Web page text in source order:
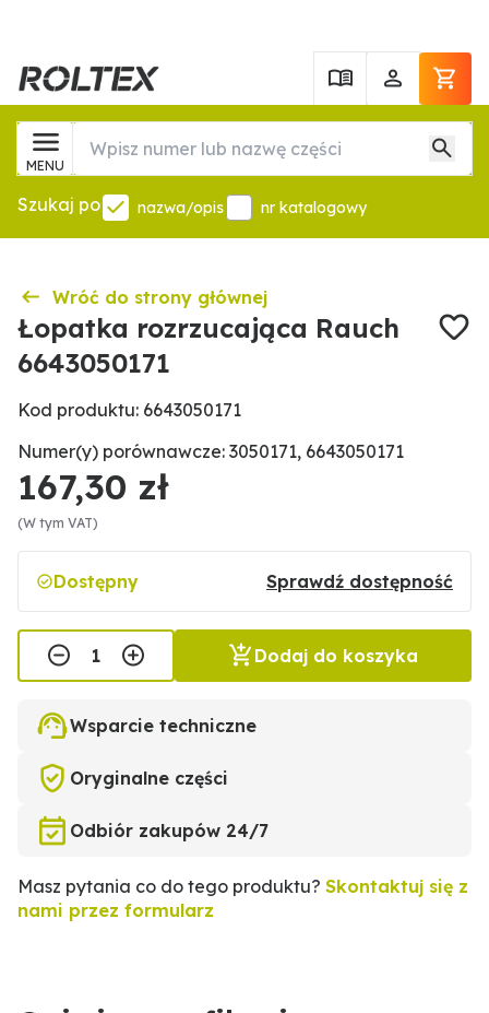
MENU
Szukaj po nazwa/opis nr katalogowy
Wróć do strony głównej
Łopatka rozrzucająca Rauch
6643050171
Kod produktu: 6643050171
Numer(y) porównawcze: 3050171, 6643050171
167,30 zł
(W tym VAT)
Dostępny Sprawdź dostępność
Dodaj do koszyka
Wsparcie techniczne
Oryginalne części
Odbiór zakupów 24/7
Masz pytania co do tego produktu? Skontaktuj się z
nami przez formularz